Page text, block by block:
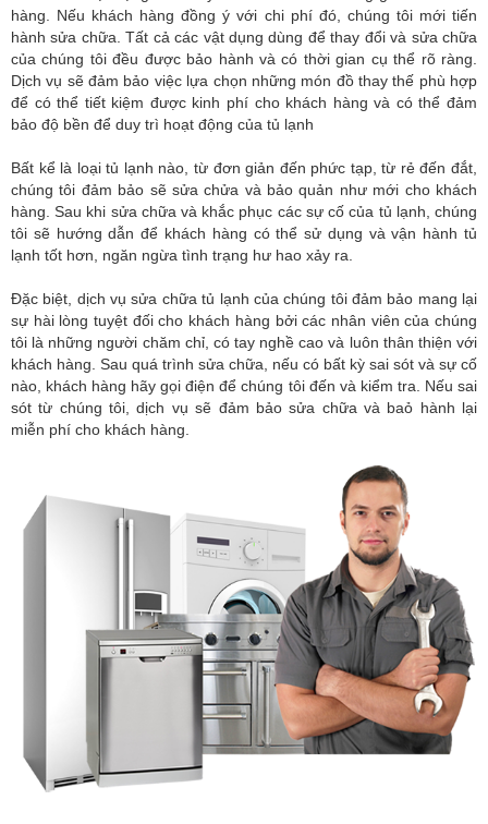
hàng. Nếu khách hàng đồng ý với chi phí đó, chúng tôi mới tiến
hành sửa chữa. Tất cả các vật dụng dùng để thay đổi và sửa chữa
của chúng tôi đều được bảo hành và có thời gian cụ thể rõ ràng.
Dịch vụ sẽ đảm bảo việc lựa chọn những món đồ thay thế phù hợp
để có thể tiết kiệm được kinh phí cho khách hàng và có thể đảm
bảo độ bền để duy trì hoạt động của tủ lạnh
Bất kể là loại tủ lạnh nào, từ đơn giản đến phức tạp, từ rẻ đến đắt,
chúng tôi đảm bảo sẽ sửa chửa và bảo quản như mới cho khách
hàng. Sau khi sửa chữa và khắc phục các sự cố của tủ lạnh, chúng
tôi sẽ hướng dẫn để khách hàng có thể sử dụng và vận hành tủ
lạnh tốt hơn, ngăn ngừa tình trạng hư hao xảy ra.
Đặc biệt, dịch vụ sửa chữa tủ lạnh của chúng tôi đảm bảo mang lại
sự hài lòng tuyệt đối cho khách hàng bởi các nhân viên của chúng
tôi là những người chăm chỉ, có tay nghề cao và luôn thân thiện với
khách hàng. Sau quá trình sửa chữa, nếu có bất kỳ sai sót và sự cố
nào, khách hàng hãy gọi điện để chúng tôi đến và kiểm tra. Nếu sai
sót từ chúng tôi, dịch vụ sẽ đảm bảo sửa chữa và baỏ hành lại
miễn phí cho khách hàng.